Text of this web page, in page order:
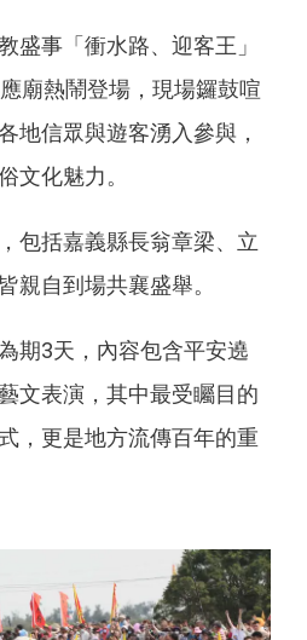
盛事「衝水路、迎客王」
廟熱鬧登場，現場鑼鼓喧
地信眾與遊客湧入參與，
文化魅力。
包括嘉義縣長翁章梁、立
親自到場共襄盛舉。
期3天，內容包含平安遶
文表演，其中最受矚目的
，更是地方流傳百年的重